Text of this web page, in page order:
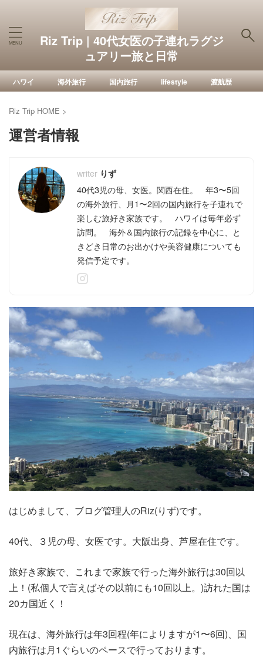
Riz Trip | 40代女医の子連れラグジ
ュアリー旅と日常
ハワイ 海外旅行 国内旅行 lifestyle 渡航歴
Riz Trip HOME >
運営者情報
りず
40代3児の母、女医。関西在住。 年3〜5回
の海外旅行、月1〜2回の国内旅行を子連れで
楽しむ旅好き家族です。 ハワイは毎年必ず
訪問。 海外＆国内旅行の記録を中心に、と
きどき日常のお出かけや美容健康についても
発信予定です。
はじめまして、ブログ管理人のRiz(りず)です。
40代、３児の母、女医です。大阪出身、芦屋在住です。
旅好き家族で、これまで家族で行った海外旅行は30回以
上！(私個人で言えばその以前にも10回以上。)訪れた国は
20カ国近く！
現在は、海外旅行は年3回程(年によりますが1〜6回)、国
内旅行は月1ぐらいのペースで行っております。